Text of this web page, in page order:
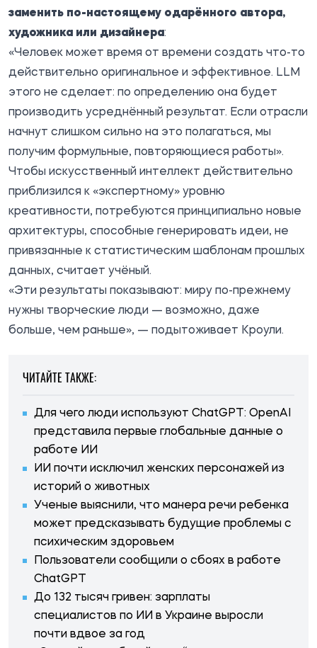
заменить по-настоящему одарённого автора,
художника или дизайнера:
«Человек может время от времени создать что-то
действительно оригинальное и эффективное. LLM
этого не сделает: по определению она будет
производить усреднённый результат. Если отрасли
начнут слишком сильно на это полагаться, мы
получим формульные, повторяющиеся работы».
Чтобы искусственный интеллект действительно
приблизился к «экспертному» уровню
креативности, потребуются принципиально новые
архитектуры, способные генерировать идеи, не
привязанные к статистическим шаблонам прошлых
данных, считает учёный.
«Эти результаты показывают: миру по-прежнему
нужны творческие люди — возможно, даже
больше, чем раньше», — подытоживает Кроули.
ЧИТАЙТЕ ТАКЖЕ:
Для чего люди используют ChatGPT: OpenAI
представила первые глобальные данные о
работе ИИ
ИИ почти исключил женских персонажей из
историй о животных
Ученые выяснили, что манера речи ребенка
может предсказывать будущие проблемы с
психическим здоровьем
Пользователи сообщили о сбоях в работе
ChatGPT
До 132 тысяч гривен: зарплаты
специалистов по ИИ в Украине выросли
почти вдвое за год